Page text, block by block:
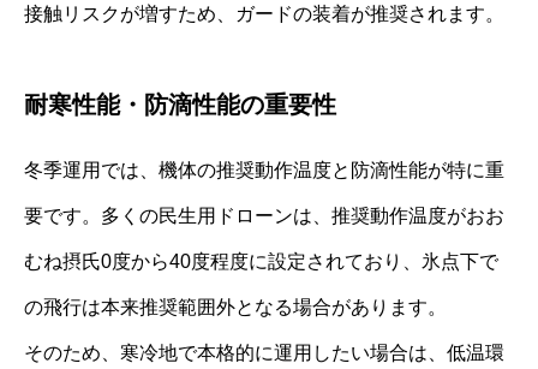
接触リスクが増すため、ガードの装着が推奨されます。
耐寒性能・防滴性能の重要性
冬季運用では、機体の推奨動作温度と防滴性能が特に重
要です。多くの民生用ドローンは、推奨動作温度がおお
むね摂氏0度から40度程度に設定されており、氷点下で
の飛行は本来推奨範囲外となる場合があります。
そのため、寒冷地で本格的に運用したい場合は、低温環